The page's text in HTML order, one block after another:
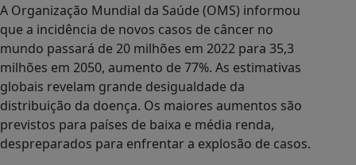
A Organização Mundial da Saúde (OMS) informou
que a incidência de novos casos de câncer no
mundo passará de 20 milhões em 2022 para 35,3
milhões em 2050, aumento de 77%. As estimativas
globais revelam grande desigualdade da
distribuição da doença. Os maiores aumentos são
previstos para países de baixa e média renda,
despreparados para enfrentar a explosão de casos.